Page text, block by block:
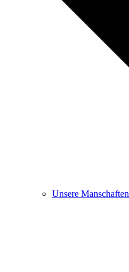
Unsere Manschaften